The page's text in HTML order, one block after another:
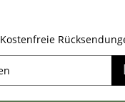
Kostenfreie